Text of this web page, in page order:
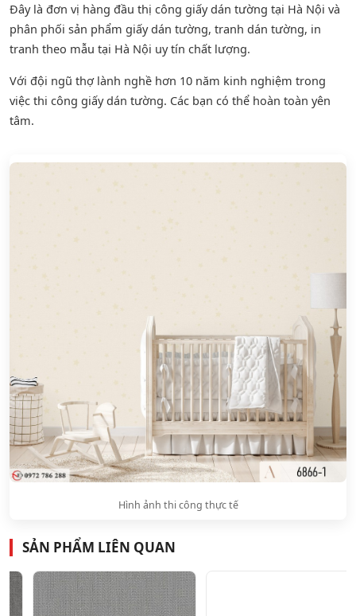
Đây là đơn vị hàng đầu thị công giấy dán tường tại Hà Nội và
phân phối sản phẩm giấy dán tường, tranh dán tường, in
tranh theo mẫu tại Hà Nội uy tín chất lượng.
Với đội ngũ thợ lành nghề hơn 10 năm kinh nghiệm trong
việc thi công giấy dán tường. Các bạn có thể hoàn toàn yên
tâm.
Hình ảnh thi công thực tế
SẢN PHẨM LIÊN QUAN